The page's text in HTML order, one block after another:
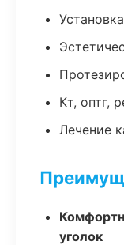
Кт, оптг,
Лечение
уголок